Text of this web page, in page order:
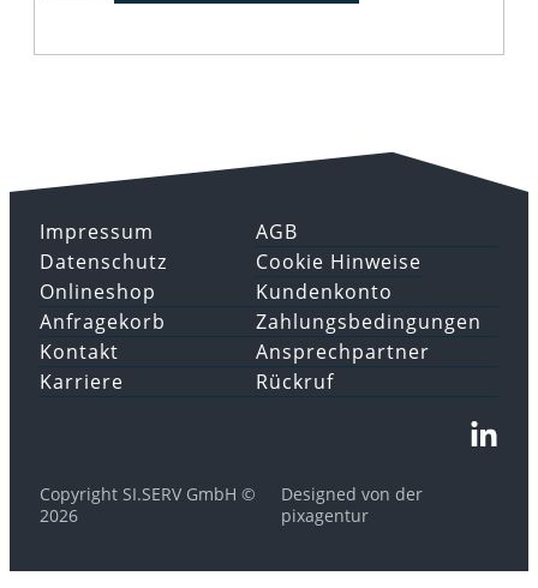
Impressum
Datenschutz
AGB
Cookie Hinweise
Onlineshop
Anfragekorb
Kundenkonto
Zahlungsbedingungen
Kontakt
Karriere
Ansprechpartner
Rückruf
Copyright SI.SERV GmbH ©
2026
Designed von der
pixagentur